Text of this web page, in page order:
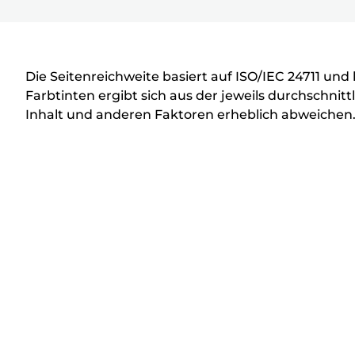
c
k
e
Die Seitenreichweite basiert auf ISO/IEC 24711
Farbtinten ergibt sich aus der jeweils
Inhalt und anderen Faktoren erheblich abweichen.